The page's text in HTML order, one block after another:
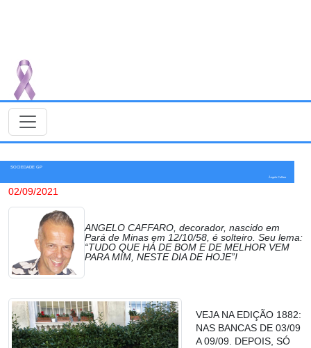
SOCIEDADE GP
Ângelo Caffaro
02/09/2021
ANGELO CAFFARO, decorador, nascido em
Pará de Minas em 12/10/58, é solteiro. Seu lema:
“TUDO QUE HÁ DE BOM E DE MELHOR VEM
PARA MIM, NESTE DIA DE HOJE”!
VEJA NA EDIÇÃO 1882:
NAS BANCAS DE 03/09
A 09/09. DEPOIS, SÓ